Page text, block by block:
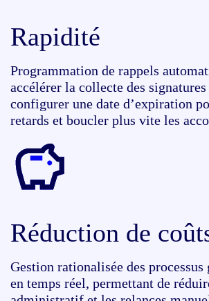
Rapidité
Programmation de rappels
accélérer la collecte des
configurer une date d’expiration
retards et boucler plus vite les
Réduction de
Gestion rationalisée des processus
en temps réel, permettant de